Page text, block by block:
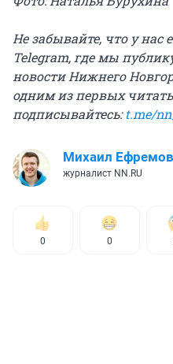
Не забывайте, что у нас
Telegram, где мы
новости Нижнего
одним из первых
подписывайтесь:t.me/
Михаил Ефремов
журналист NN.RU
0 0